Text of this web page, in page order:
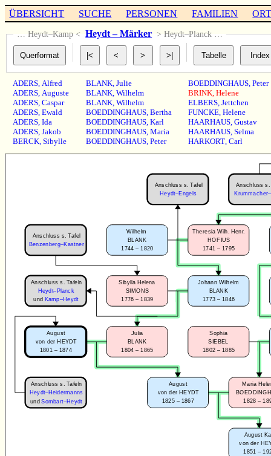
ÜBERSICHT SUCHE PERSONEN FAMILIEN
… Heydt–Kamp < Heydt – Märker > Heydt–Planck …
ADERS,Alfred
ADERS,Auguste
ADERS,Caspar
ADERS,Ewald
ADERS,Ida
ADERS,Jakob
BERCK,Sibylle
BLANK, Julie
BLANK, Wilhelm
BLANK, Wilhelm
BOEDDINGHAUS, Bertha
BOEDDINGHAUS, Karl
BOEDDINGHAUS, Maria
BOEDDINGHAUS, Peter
BOEDDINGHAUS, Peter
BRINK, Helene
ELBERS, Jettchen
FUNCKE, Helene
HAARHAUS, Gustav
HAARHAUS, Selma
HARKORT, Carl
Sibylla Helena
SIMONS
1776 – 1839
Johann Wilhelm
BLANK
1773 – 1846
Julia
BLANK
1804 – 1865
August
von der HEYDT
1801 – 1874
Maria
1828 –
August
von der HEYDT
1825 – 1867
August
von der
1851 –
Sophia
SIEBEL
1802 – 1885
Anschluss s. Tafeln
Heydt–Heidermanns
undSombart–Heydt
Wilhelm
BLANK
1744 – 1820
Theresia Wilh. Henr.
HOFIUS
1741 – 1795
Anschluss s. Tafel
Benzenberg–Kastner
Anschluss s. Tafel
Heydt–Engels
Anschluss s. Tafeln
Heydt–Planck
und Kamp–Heydt
Anschluss s.